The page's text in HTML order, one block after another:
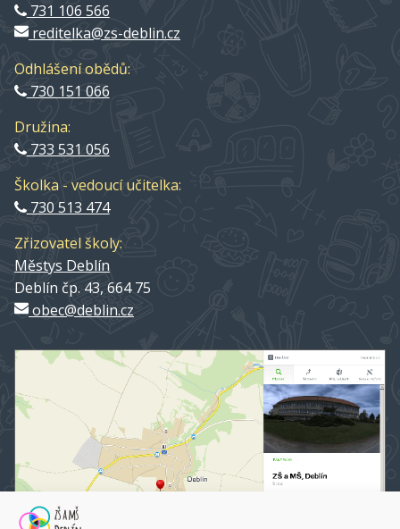
731 106 566
reditelka@zs-deblin.cz
Odhlášení obědů:
730 151 066
Družina:
733 531 056
Školka - vedoucí učitelka:
730 513 474
Zřizovatel školy:
Městys Deblín
Deblín čp. 43, 664 75
obec@deblin.cz